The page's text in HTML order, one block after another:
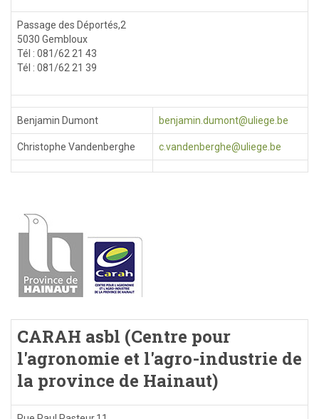
Passage des Déportés,2
5030 Gembloux
Tél : 081/62 21 43
Tél : 081/62 21 39
Benjamin Dumont benjamin.dumont@uliege.be
Christophe Vandenberghe c.vandenberghe@uliege.be
CARAH asbl (Centre pour
l'agronomie et l'agro-industrie de
la province de Hainaut)